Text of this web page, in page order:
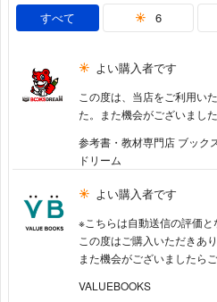
すべて 6
よい購入者です
この度は、当店をご利用い
た。また機会がございまし
参考書・教材専門店 ブック
ドリーム
よい購入者です
※こちらは自動送信の評価
この度はご購入いただきあ
また機会がございましたら
VALUEBOOKS